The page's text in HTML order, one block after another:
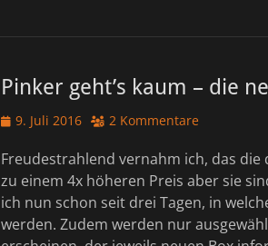
Pinker geht’s kaum – die
Veröffentlicht
9. Juli 2016 2 Kommentare
Freudestrahlend vernahm ich, das
zu einem 4x höheren Preis aber sie
ich nun schon seit drei Tagen, in
werden. Zudem werden nur